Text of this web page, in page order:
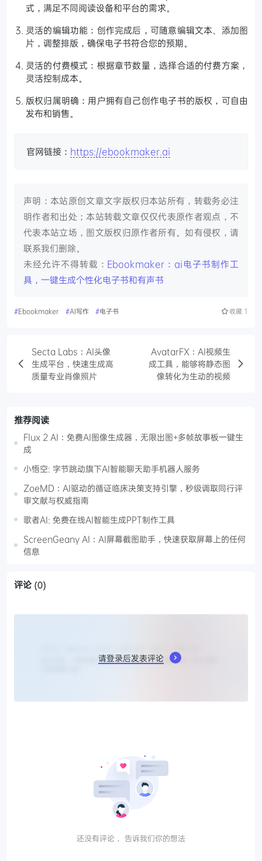
式，满足不同阅读设备和平台的需求。
灵活的编辑功能：创作完成后，可随意编辑文本、添加图
片，调整排版，确保电子书符合您的预期。
灵活的付费模式：根据章节数量，选择合适的付费方案，
灵活控制成本。
版权归属明确：用户拥有自己创作电子书的版权，可自由
发布和销售。
官网链接： https://ebookmaker.ai
声明：本站原创文章文字版权归本站所有，转载务必注
明作者和出处；本站转载文章仅仅代表原作者观点，不
代表本站立场，图文版权归原作者所有。如有侵权，请
联系我们删除。
未经允许不得转载： Ebookmaker：ai电子书制作工
具，一键生成个性化电子书和有声书
#Ebookmaker #AI写作 #电子书 收藏 1
Secta Labs：AI头像
生成平台，快速生成高
质量专业肖像照片
AvatarFX：AI视频生
成工具，能够将静态图
像转化为生动的视频
推荐阅读
Flux 2 AI：免费AI图像生成器，无限出图+多帧故事板一键生
成
小悟空: 字节跳动旗下AI智能聊天助手机器人服务
ZoeMD：AI驱动的循证临床决策支持引擎，秒级调取同行评
审文献与权威指南
歌者AI: 免费在线AI智能生成PPT制作工具
ScreenGeany AI：AI屏幕截图助手，快速获取屏幕上的任何
信息
评论 (0)
请登录后发表评论
还没有评论， 告诉我们你的想法